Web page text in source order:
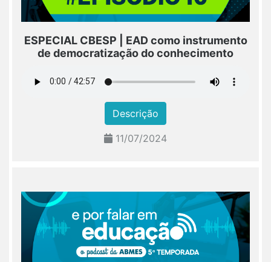
ESPECIAL CBESP | EAD como instrumento
de democratização do conhecimento
Descrição
11/07/2024